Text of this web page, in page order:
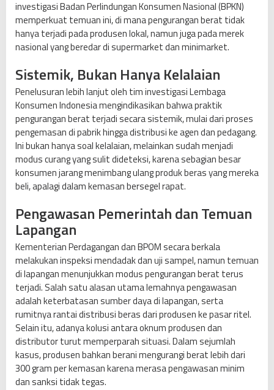
T
a
k
a
n
h
i
n
g
g
a
O
l
o
a
n
investigasi Badan Perlindungan Konsumen Nasional (BPKN)
memperkuat temuan ini, di mana pengurangan berat tidak
hanya terjadi pada produsen lokal, namun juga pada merek
nasional yang beredar di supermarket dan minimarket.
Sistemik, Bukan Hanya Kelalaian
Penelusuran lebih lanjut oleh tim investigasi Lembaga
Konsumen Indonesia mengindikasikan bahwa praktik
pengurangan berat terjadi secara sistemik, mulai dari proses
pengemasan di pabrik hingga distribusi ke agen dan pedagang.
Ini bukan hanya soal kelalaian, melainkan sudah menjadi
modus curang yang sulit dideteksi, karena sebagian besar
konsumen jarang menimbang ulang produk beras yang mereka
beli, apalagi dalam kemasan bersegel rapat.
Pengawasan Pemerintah dan Temuan
Lapangan
Kementerian Perdagangan dan BPOM secara berkala
melakukan inspeksi mendadak dan uji sampel, namun temuan
di lapangan menunjukkan modus pengurangan berat terus
terjadi. Salah satu alasan utama lemahnya pengawasan
adalah keterbatasan sumber daya di lapangan, serta
rumitnya rantai distribusi beras dari produsen ke pasar ritel.
Selain itu, adanya kolusi antara oknum produsen dan
distributor turut memperparah situasi. Dalam sejumlah
kasus, produsen bahkan berani mengurangi berat lebih dari
300 gram per kemasan karena merasa pengawasan minim
dan sanksi tidak tegas.